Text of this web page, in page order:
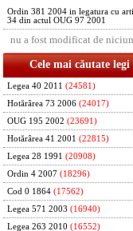
Ordin 381 2004 in legatura cu
34 din actul OUG 97 2001
nu a fost modificat de
Cele mai căutate legi
Legea 40 2011 (24581)
Hotărârea 73 2006 (24017)
OUG 195 2002 (23691)
Hotărârea 41 2001 (22815)
Legea 28 1991 (20908)
Ordin 4 2007 (18296)
Cod 0 1864 (17562)
Legea 571 2003 (16940)
Legea 263 2010 (16552)